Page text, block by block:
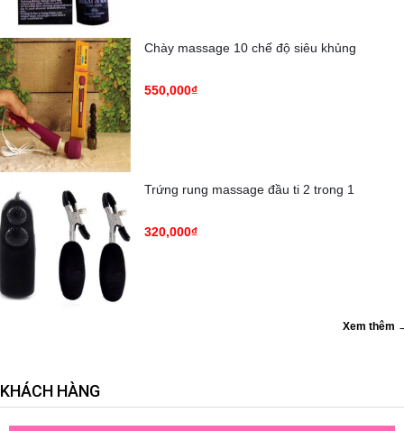
Chày massage 10 chế độ siêu khủng
550,000₫
Trứng rung massage đầu ti 2 trong 1
320,000₫
Xem thêm
KHÁCH HÀNG